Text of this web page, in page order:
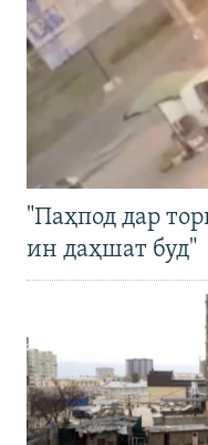
"Паҳпод дар
ин даҳшат буд"